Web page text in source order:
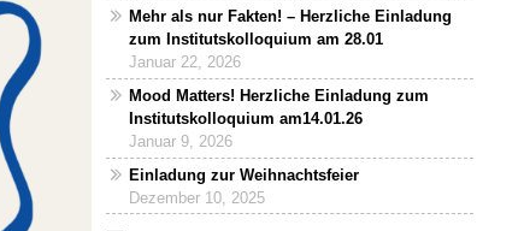
Mehr als nur Fakten! – Herzliche Einladung
zum Institutskolloquium am 28.01
Januar 22, 2026
Mood Matters! Herzliche Einladung zum
Institutskolloquium am14.01.26
Januar 9, 2026
Einladung zur Weihnachtsfeier
Dezember 10, 2025